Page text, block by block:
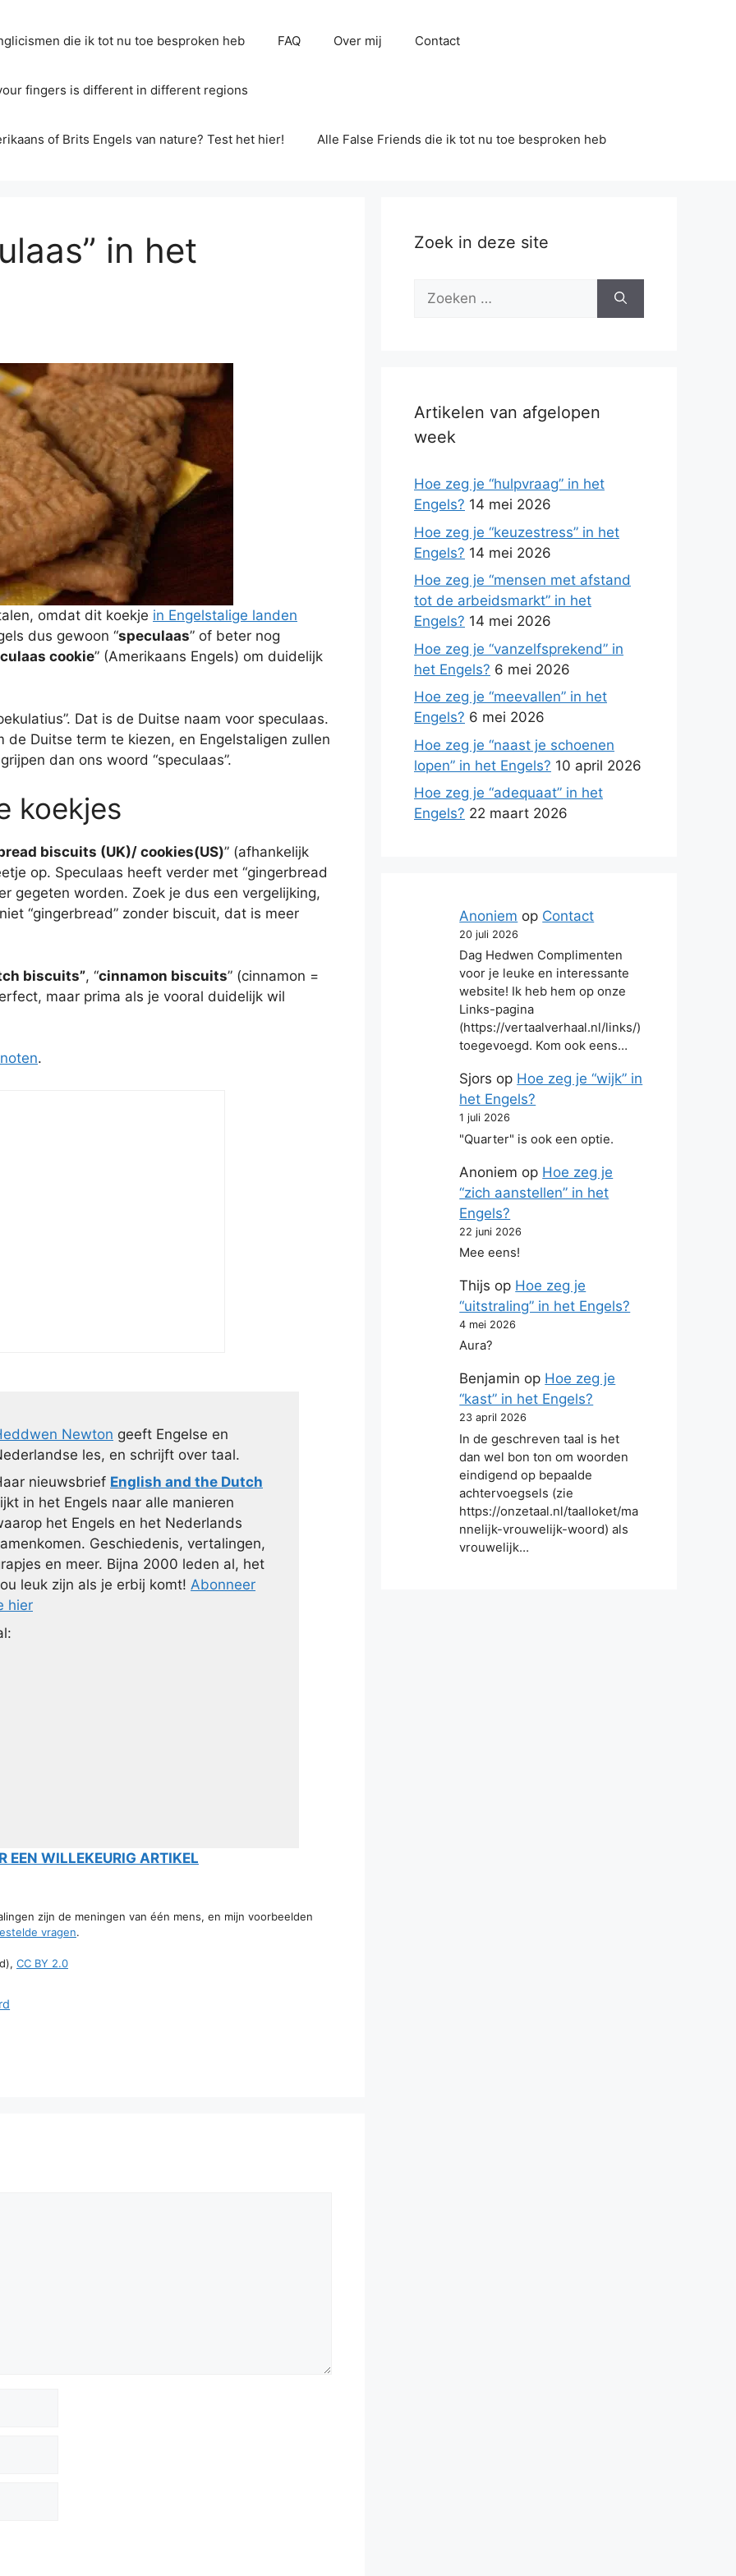
die ik tot nu toe besproken heb FAQ Over mij Contact
fingers is different in different regions
of Brits Engels van nature? Test het hier! Alle False Friends die ik tot nu toe besproken heb
in het
omdat dit koekje in Engelstalige landen
dus gewoon “speculaas” of beter nog
cookie” (Amerikaans Engels) om duidelijk
Dat is de Duitse naam voor speculaas.
Duitse term te kiezen, en Engelstaligen zullen
dan ons woord “speculaas”.
koekjes
biscuits (UK)/ cookies(US)” (afhankelijk
op. Speculaas heeft verder met “gingerbread
gegeten worden. Zoek je dus een vergelijking,
“gingerbread” zonder biscuit, dat is meer
biscuits”, “cinnamon biscuits” (cinnamon =
maar prima als je vooral duidelijk wil
.
Newton geeft Engelse en
les, en schrijft over taal.
nieuwsbrief English and the Dutch
in het Engels naar alle manieren
het Engels en het Nederlands
Geschiedenis, vertalingen,
en meer. Bijna 2000 leden al, het
leuk zijn als je erbij komt! Abonneer
hier
EEN WILLEKEURIG ARTIKEL
zijn de meningen van één mens, en mijn voorbeelden
vragen.
CC BY 2.0
Zoek in deze site
Zoek
Artikelen van afgelopen
week
Hoe zeg je “hulpvraag” in het
Engels? 14 mei 2026
Hoe zeg je “keuzestress” in het
Engels? 14 mei 2026
Hoe zeg je “mensen met afstand
tot de arbeidsmarkt” in het
Engels? 14 mei 2026
Hoe zeg je “vanzelfsprekend” in
het Engels? 6 mei 2026
Hoe zeg je “meevallen” in het
Engels? 6 mei 2026
Hoe zeg je “naast je schoenen
lopen” in het Engels? 10 april 2026
Hoe zeg je “adequaat” in het
Engels? 22 maart 2026
Anoniem op Contact
20 juli 2026
Dag Hedwen Complimenten
voor je leuke en interessante
website! Ik heb hem op onze
Links-pagina
(https://vertaalverhaal.nl/links/)
toegevoegd. Kom ook eens…
Sjors op Hoe zeg je “wijk” in
het Engels?
1 juli 2026
"Quarter" is ook een optie.
Anoniem op Hoe zeg je
“zich aanstellen” in het
Engels?
22 juni 2026
Mee eens!
Thijs op Hoe zeg je
“uitstraling” in het Engels?
4 mei 2026
Aura?
Benjamin op Hoe zeg je
“kast” in het Engels?
23 april 2026
In de geschreven taal is het
dan wel bon ton om woorden
eindigend op bepaalde
achtervoegsels (zie
https://onzetaal.nl/taalloket/ma
nnelijk-vrouwelijk-woord) als
vrouwelijk…